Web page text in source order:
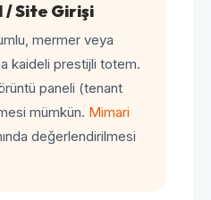
/ Site Girişi
mermer veya
kaideli prestijli totem.
paneli (tenant
mümkün. Mimari
değerlendirilmesi